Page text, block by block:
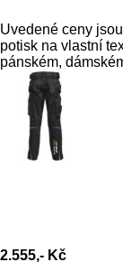
Uvedené ceny
potisk na vlastní
pánském,
2.555,- Kč